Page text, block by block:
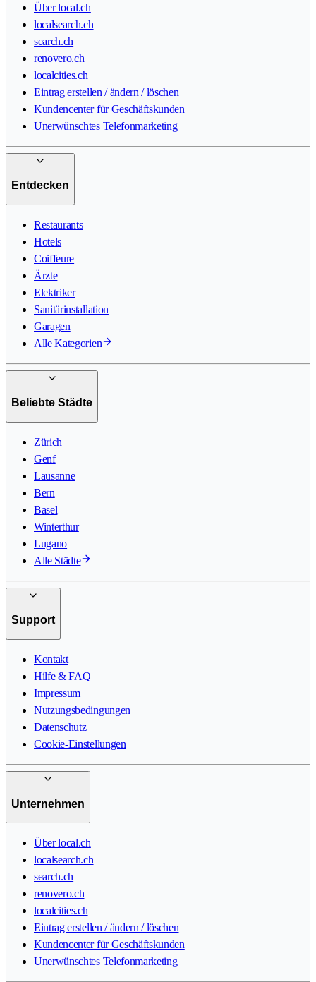
Über local.ch
localsearch.ch
search.ch
renovero.ch
localcities.ch
Eintrag erstellen / ändern / löschen
Kundencenter für Geschäftskunden
Unerwünschtes Telefonmarketing
Entdecken
Restaurants
Hotels
Coiffeure
Ärzte
Elektriker
Sanitärinstallation
Garagen
Alle Kategorien
Beliebte Städte
Zürich
Genf
Lausanne
Bern
Basel
Winterthur
Lugano
Alle Städte
Support
Kontakt
Hilfe & FAQ
Impressum
Nutzungsbedingungen
Datenschutz
Cookie-Einstellungen
Unternehmen
Über local.ch
localsearch.ch
search.ch
renovero.ch
localcities.ch
Eintrag erstellen / ändern / löschen
Kundencenter für Geschäftskunden
Unerwünschtes Telefonmarketing